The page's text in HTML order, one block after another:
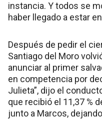
instancia. Y todos se
haber llegado a estar
Después de pedir el
Santiago del Moro
anunciar al primer
en competencia por
Julieta”, dijo el
que recibió el 11,37 %
junto a Marcos,